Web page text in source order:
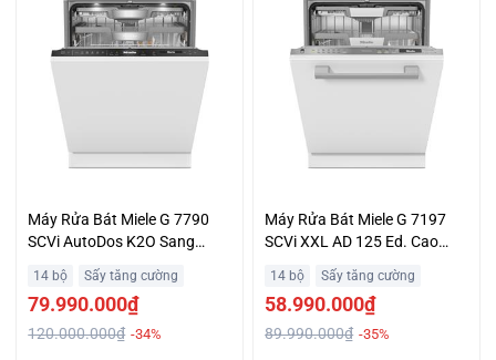
Máy Rửa Bát Miele G 7790
SCVi AutoDos K2O Sang
14 bộ Sấy tăng cường
79.990.000₫
120.000.000₫ -34%
Máy Rửa Bát Miele G 7197
SCVi XXL AD 125 Ed. Cao
14 bộ Sấy tăng cường
58.990.000₫
89.990.000₫ -35%